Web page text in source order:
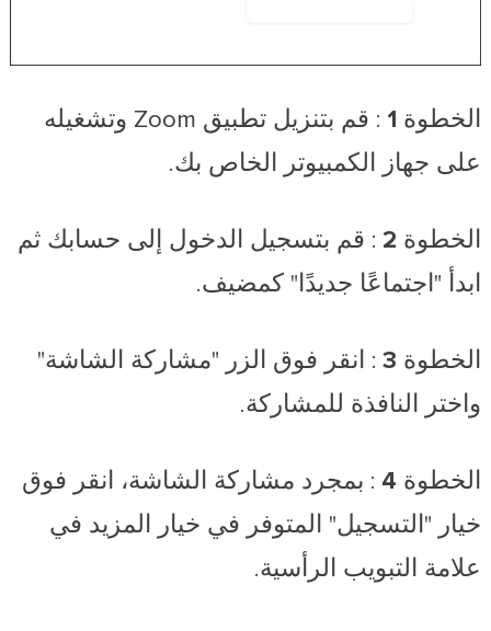
الخطوة 1
: قم بتنزيل تطبيق Zoom وتشغيله
على جهاز الكمبيوتر الخاص بك.
الخطوة 2
: قم بتسجيل الدخول إلى حسابك ثم
ابدأ "اجتماعًا جديدًا" كمضيف.
الخطوة 3
: انقر فوق الزر "مشاركة الشاشة"
واختر النافذة للمشاركة.
الخطوة 4
: بمجرد مشاركة الشاشة، انقر فوق
خيار "التسجيل" المتوفر في خيار المزيد في
علامة التبويب الرأسية.